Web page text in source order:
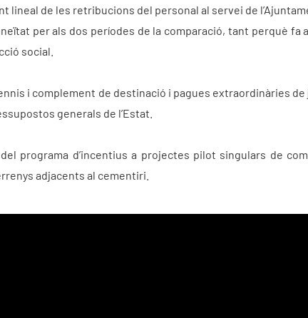
lineal de les retribucions del personal al servei de
per als dos períodes de la comparació, tant perquè fa
social.
i complement de destinació i pagues extraordinàries
generals de l’Estat.
programa d’incentius a projectes pilot singulars de
adjacents al cementiri.